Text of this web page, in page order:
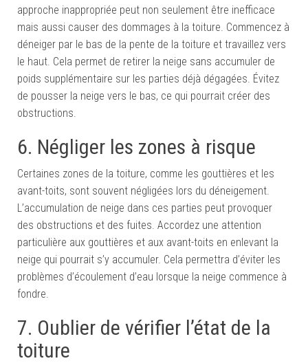
approche inappropriée peut non seulement être inefficace
mais aussi causer des dommages à la toiture. Commencez à
déneiger par le bas de la pente de la toiture et travaillez vers
le haut. Cela permet de retirer la neige sans accumuler de
poids supplémentaire sur les parties déjà dégagées. Évitez
de pousser la neige vers le bas, ce qui pourrait créer des
obstructions.
6. Négliger les zones à risque
Certaines zones de la toiture, comme les gouttières et les
avant-toits, sont souvent négligées lors du déneigement.
L’accumulation de neige dans ces parties peut provoquer
des obstructions et des fuites. Accordez une attention
particulière aux gouttières et aux avant-toits en enlevant la
neige qui pourrait s’y accumuler. Cela permettra d’éviter les
problèmes d’écoulement d’eau lorsque la neige commence à
fondre.
7. Oublier de vérifier l’état de la
toiture